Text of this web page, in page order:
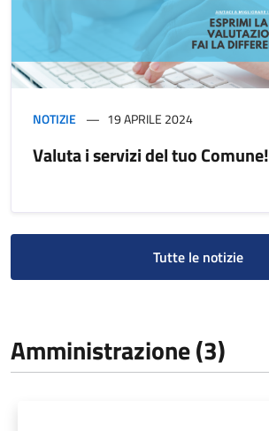
NOTIZIE 19 APRILE 2024
Valuta i servizi del tuo Comune!
Tutte le notizie
Amministrazione (3)